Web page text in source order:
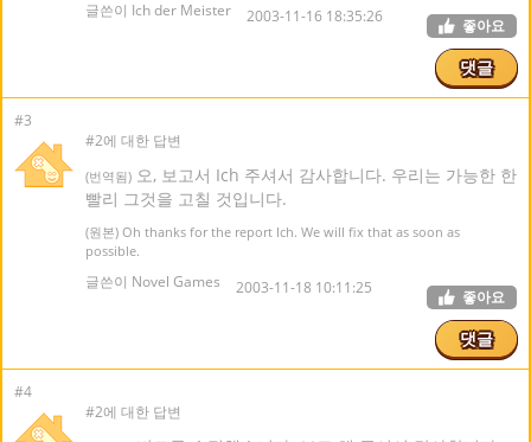
글쓴이 Ich der Meister 2003-11-16 18:35:26 좋아요
댓글
#3
#2에 대한 답변
(번역됨) 오, 보고서 Ich 주셔서 감사합니다. 우리는 가능한 한
빨리 그것을 고칠 것입니다.
(원본) Oh thanks for the report Ich. We will fix that as soon as
possible.
글쓴이 Novel Games 2003-11-18 10:11:25 좋아요
댓글
#4
#2에 대한 답변